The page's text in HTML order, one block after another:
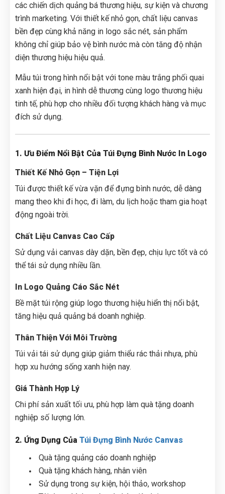
các chiến dịch quảng bá thương hiệu, sự kiện và chương
trình marketing. Với thiết kế nhỏ gọn, chất liệu canvas
bền đẹp cùng khả năng in logo sắc nét, sản phẩm
không chỉ giúp bảo vệ bình nước mà còn tăng độ nhận
diện thương hiệu hiệu quả.
Mẫu túi trong hình nổi bật với tone màu trắng phối quai
xanh hiện đại, in hình dễ thương cùng logo thương hiệu
tinh tế, phù hợp cho nhiều đối tượng khách hàng và mục
đích sử dụng.
1. Ưu Điểm Nổi Bật Của Túi Đựng Bình Nước In Logo
Thiết Kế Nhỏ Gọn – Tiện Lợi
Túi được thiết kế vừa vặn để đựng bình nước, dễ dàng
mang theo khi đi học, đi làm, du lịch hoặc tham gia hoạt
động ngoài trời.
Chất Liệu Canvas Cao Cấp
Sử dụng vải canvas dày dặn, bền đẹp, chịu lực tốt và có
thể tái sử dụng nhiều lần.
In Logo Quảng Cáo Sắc Nét
Bề mặt túi rộng giúp logo thương hiệu hiển thị nổi bật,
tăng hiệu quả quảng bá doanh nghiệp.
Thân Thiện Với Môi Trường
Túi vải tái sử dụng giúp giảm thiểu rác thải nhựa, phù
hợp xu hướng sống xanh hiện nay.
Giá Thành Hợp Lý
Chi phí sản xuất tối ưu, phù hợp làm quà tặng doanh
nghiệp số lượng lớn.
2. Ứng Dụng Của Túi Đựng Bình Nước Canvas
Quà tặng quảng cáo doanh nghiệp
Quà tặng khách hàng, nhân viên
Sử dụng trong sự kiện, hội thảo, workshop